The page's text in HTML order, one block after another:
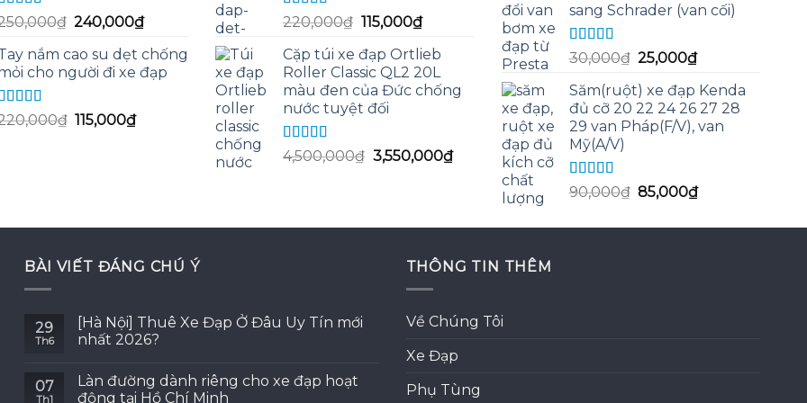
xếp
hạng
5
₫ Giá
là:
250,000₫.
240,000₫Giá
tại
là:
240,000₫.
nắm cao su dẹt chống
cho người đi xe đạp
xếp
hạng
5
₫ Giá
115,000₫Giá
Được xếp
hạng
5
sao
220,000₫ Giá
là:
220,000₫.
115,000₫Giá
tại
là:
115,000₫.
Cặp túi xe đạp Ortlieb
Roller Classic QL2 20L
màu đen của Đức chống
nước tuyệt đối
Được xếp
hạng
5.00
4,500,000₫ Giá
3,550,000₫Giá
3,550,000₫.
sang Schrader (van cối)
Được xếp
hạng
5.005
sao
30,000₫ Giá
là:
30,000₫.
25,000₫Giá
tại
là:
25,000₫.
Săm(ruột) xe đạp Kenda
đủ cỡ 20 22 24 26 27 28
29 van Pháp(F/V), van
Mỹ(A/V)
Được xếp
hạng
5.005
90,000₫ Giá
là:
85,000₫Giá
tại
BÀI VIẾT ĐÁNG CHÚ Ý
29
Th6
[Hà Nội] Thuê Xe Đạp Ở Đâu Uy Tín mới
nhất 2026?
07
Th1
Làn đường dành riêng cho xe đạp hoạt
động tại Hồ Chí Minh
THÔNG TIN THÊM
Về Chúng Tôi
Xe Đạp
Phụ Tùng